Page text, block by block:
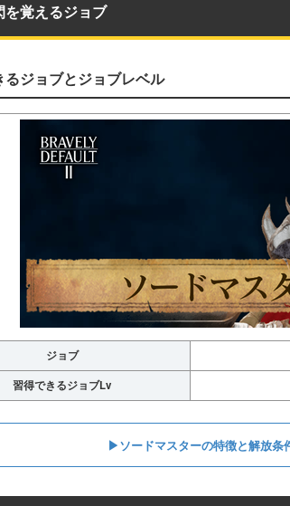
を覚えるジョブ
るジョブとジョブレベル
ジョブ
習得できるジョブLv
▶︎ソードマスターの特徴と解放条